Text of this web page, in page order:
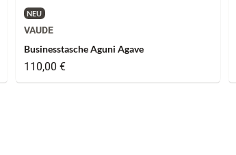
NEU
VAUDE
Businesstasche Aguni Agave
110,00 €